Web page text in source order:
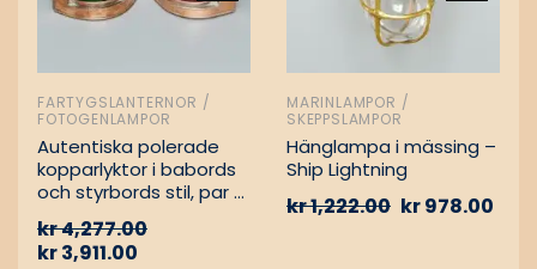
FARTYGSLANTERNOR /
FOTOGENLAMPOR
Autentiska polerade
kopparlyktor i babords
och styrbords stil, par –
oljelampor
kr4,277.00
kr3,911.00
MARINLAMPOR /
SKEPPSLAMPOR
Hänglampa i mässing –
Ship Lightning
kr1,222.00 kr978.00